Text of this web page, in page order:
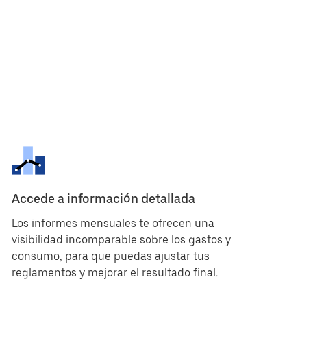
Accede a información detallada
Los informes mensuales te ofrecen una
visibilidad incomparable sobre los gastos y
consumo, para que puedas ajustar tus
reglamentos y mejorar el resultado final.